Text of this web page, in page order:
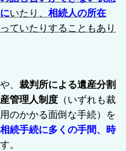
いたり、 相続人の所在
ていたりすることもあり
や、 裁判所による遺産分割
管理人制度 （いずれも裁
のかかる面倒な手続）を
相続手続に多くの手間、時
。